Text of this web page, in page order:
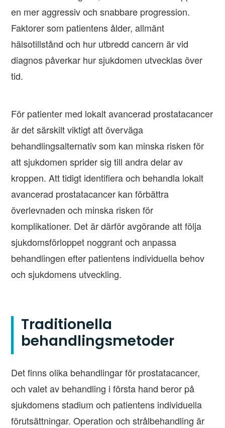
en mer aggressiv och snabbare progression.
Faktorer som patientens ålder, allmänt
hälsotillstånd och hur utbredd cancern är vid
diagnos påverkar hur sjukdomen utvecklas över
tid.
För patienter med lokalt avancerad prostatacancer
är det särskilt viktigt att överväga
behandlingsalternativ som kan minska risken för
att sjukdomen sprider sig till andra delar av
kroppen. Att tidigt identifiera och behandla lokalt
avancerad prostatacancer kan förbättra
överlevnaden och minska risken för
komplikationer. Det är därför avgörande att följa
sjukdomsförloppet noggrant och anpassa
behandlingen efter patientens individuella behov
och sjukdomens utveckling.
Traditionella
behandlingsmetoder
Det finns olika behandlingar för prostatacancer,
och valet av behandling i första hand beror på
sjukdomens stadium och patientens individuella
förutsättningar. Operation och strålbehandling är